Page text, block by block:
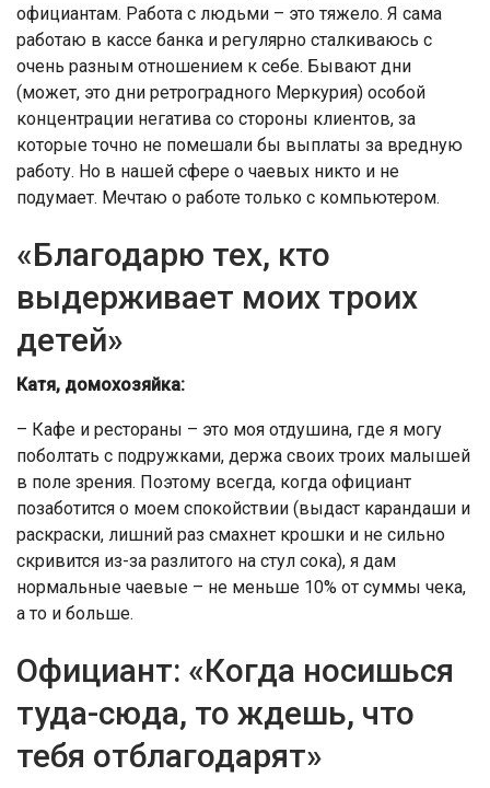
официантам. Работа с людьми – это тяжело. Я сама
работаю в кассе банка и регулярно сталкиваюсь с
очень разным отношением к себе. Бывают дни
(может, это дни ретроградного Меркурия) особой
концентрации негатива со стороны клиентов, за
которые точно не помешали бы выплаты за вредную
работу. Но в нашей сфере о чаевых никто и не
подумает. Мечтаю о работе только с компьютером.
«Благодарю тех, кто
выдерживает моих троих
детей»
Катя, домохозяйка:
– Кафе и рестораны – это моя отдушина, где я могу
поболтать с подружками, держа своих троих малышей
в поле зрения. Поэтому всегда, когда официант
позаботится о моем спокойствии (выдаст карандаши и
раскраски, лишний раз смахнет крошки и не сильно
скривится из-за разлитого на стул сока), я дам
нормальные чаевые – не меньше 10% от суммы чека,
а то и больше.
Официант: «Когда носишься
туда-сюда, то ждешь, что
тебя отблагодарят»